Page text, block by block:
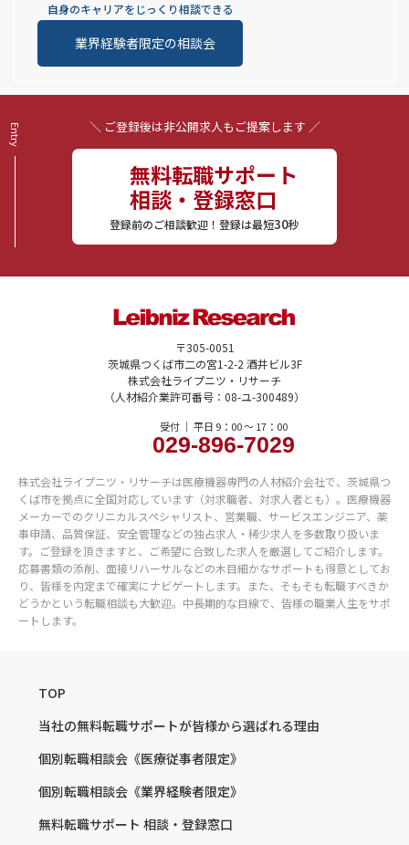
自身のキャリアをじっくり相談できる
業界経験者限定の相談会
＼ ご登録後は非公開求人もご提案します ／
無料転職サポート
相談・登録窓口
登録前のご相談歓迎！登録は最短30秒
〒305-0051
茨城県つくば市二の宮1-2-2 酒井ビル3F
株式会社ライプニツ・リサーチ
（人材紹介業許可番号：08-ユ-300489）
受付 ｜ 平日 9：00 〜 17：00
029-896-7029
株式会社ライプニツ・リサーチは医療機器専門の人材紹介会社で、茨城県つ
くば市を拠点に全国対応しています（対求職者、対求人者とも）。医療機器
メーカーでのクリニカルスペシャリスト、営業職、サービスエンジニア、薬
事申請、品質保証、安全管理などの独占求人・稀少求人を多数取り扱いま
す。ご登録を頂きますと、ご希望に合致した求人を厳選してご紹介します。
応募書類の添削、面接リハーサルなどの木目細かなサポートも得意としてお
り、皆様を内定まで確実にナビゲートします。また、そもそも転職すべきか
どうかという転職相談も大歓迎。中長期的な目線で、皆様の職業人生をサポ
ートします。
TOP
当社の無料転職サポートが皆様から選ばれる理由
個別転職相談会 《医療従事者限定》
個別転職相談会 《業界経験者限定》
無料転職サポート 相談・登録窓口